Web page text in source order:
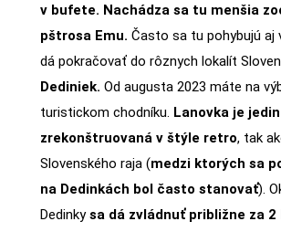
v bufete. Nachádza sa tu menšia
pštrosa Emu. Často sa tu pohybujú aj
dá pokračovať do rôznych lokalít
Dediniek. Od augusta 2023 máte na
turistickom chodníku. Lanovka je
zrekonštruovaná v štýle retro, tak
Slovenského raja (medzi ktorých sa
na Dedinkách bol často stanovať).
Dedinkysa dá zvládnuť približne za 2